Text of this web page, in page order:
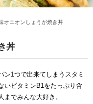
オニオンしょうが焼き丼
丼
ン1つで出来てしまうスタミ
いビタミンB1をたっぷり含
でみんな大好き。